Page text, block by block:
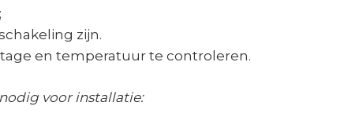
zijn.
en temperatuur te controleren.
voor installatie: